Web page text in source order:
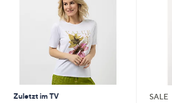
Zuletzt im TV
SALE